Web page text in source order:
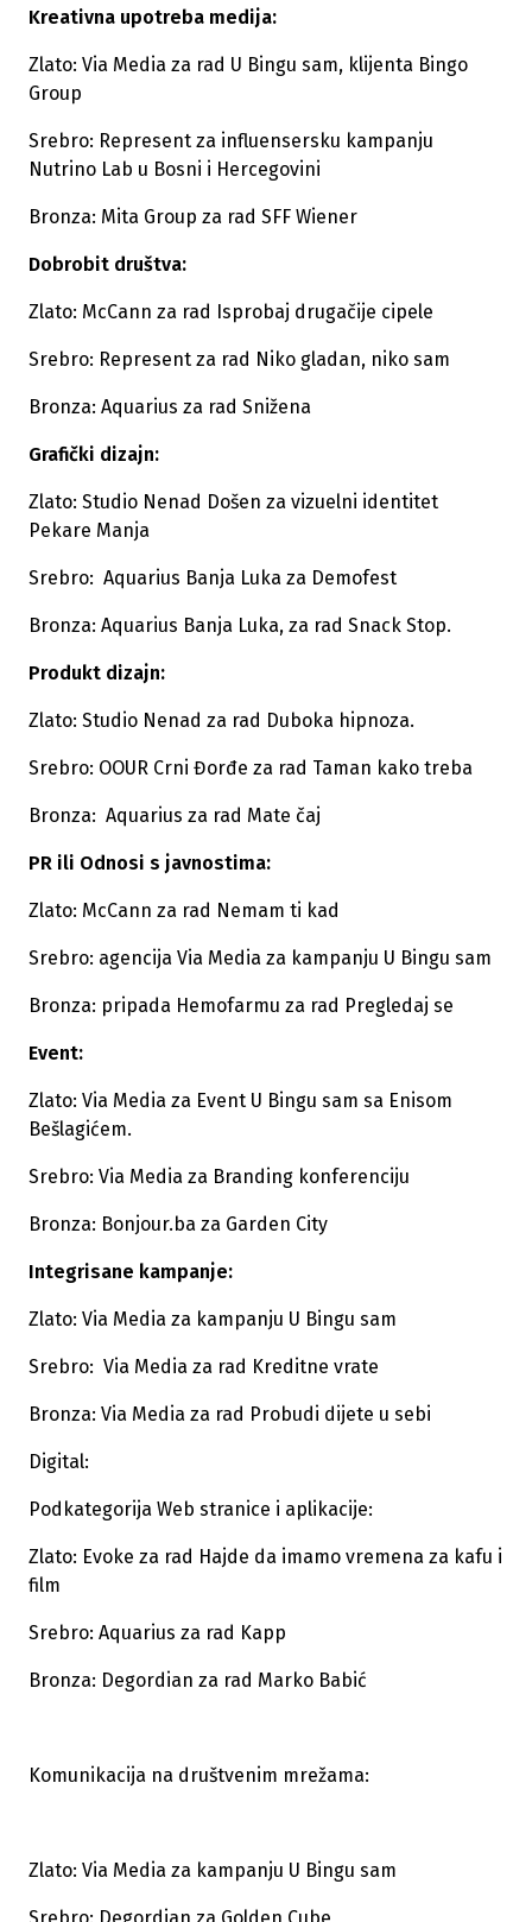
Kreativna upotreba medija:
Zlato: Via Media za rad U Bingu sam, klijenta Bingo
Group
Srebro: Represent za influensersku kampanju
Nutrino Lab u Bosni i Hercegovini
Bronza: Mita Group za rad SFF Wiener
Dobrobit društva:
Zlato: McCann za rad Isprobaj drugačije cipele
Srebro: Represent za rad Niko gladan, niko sam
Bronza: Aquarius za rad Snižena
Grafički dizajn:
Zlato: Studio Nenad Došen za vizuelni identitet
Pekare Manja
Srebro: Aquarius Banja Luka za Demofest
Bronza: Aquarius Banja Luka, za rad Snack Stop.
Produkt dizajn:
Zlato: Studio Nenad za rad Duboka hipnoza.
Srebro: OOUR Crni Đorđe za rad Taman kako treba
Bronza: Aquarius za rad Mate čaj
PR ili Odnosi s javnostima:
Zlato: McCann za rad Nemam ti kad
Srebro: agencija Via Media za kampanju U Bingu sam
Bronza: pripada Hemofarmu za rad Pregledaj se
Event:
Zlato: Via Media za Event U Bingu sam sa Enisom
Bešlagićem.
Srebro: Via Media za Branding konferenciju
Bronza: Bonjour.ba za Garden City
Integrisane kampanje:
Zlato: Via Media za kampanju U Bingu sam
Srebro: Via Media za rad Kreditne vrate
Bronza: Via Media za rad Probudi dijete u sebi
Digital:
Podkategorija Web stranice i aplikacije:
Zlato: Evoke za rad Hajde da imamo vremena za kafu i
film
Srebro: Aquarius za rad Kapp
Bronza: Degordian za rad Marko Babić
Komunikacija na društvenim mrežama:
Zlato: Via Media za kampanju U Bingu sam